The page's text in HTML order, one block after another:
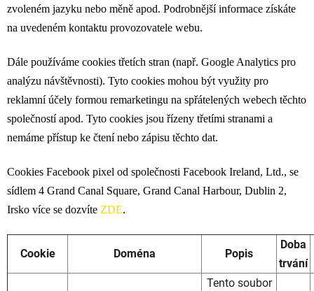
zvoleném jazyku nebo měně apod. Podrobnější informace získáte
na uvedeném kontaktu provozovatele webu.
Dále používáme cookies třetích stran (např. Google Analytics pro
analýzu návštěvnosti). Tyto cookies mohou být využity pro
reklamní účely formou remarketingu na spřátelených webech těchto
společností apod. Tyto cookies jsou řízeny třetími stranami a
nemáme přístup ke čtení nebo zápisu těchto dat.
Cookies Facebook pixel od společnosti Facebook Ireland, Ltd., se
sídlem 4 Grand Canal Square, Grand Canal Harbour, Dublin 2,
Irsko více se dozvíte ZDE.
Cookie Doména Popis
Doba
trvání
Tento soubor